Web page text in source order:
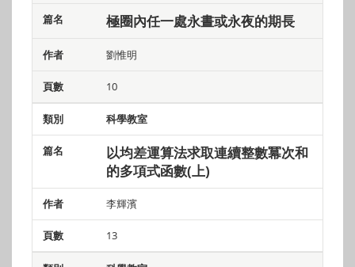
極圈內任一處永晝或永夜的期長
劉惟明
10
科學教室
以均差運算法求取連續整數冪次和
的多項式函數(上)
李輝濱
13